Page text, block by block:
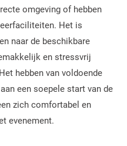
omgeving of hebben
Het is
naar de beschikbare
en stressvrij
hebben van voldoende
een soepele start van de
zich comfortabel en
evenement.